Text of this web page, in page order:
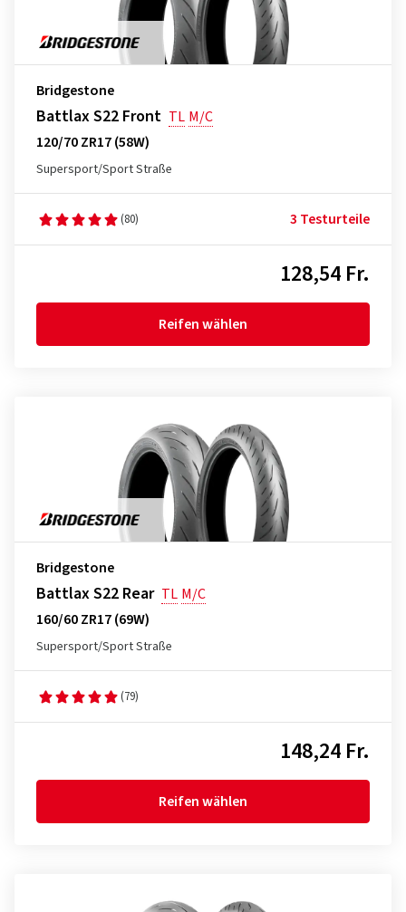
Bridgestone
Battlax S22 Front TL M/C
120/70 ZR17 (58W)
Supersport/Sport Straße
(80) 3 Testurteile
128,54 Fr.
Reifen wählen
Bridgestone
Battlax S22 Rear TL M/C
160/60 ZR17 (69W)
Supersport/Sport Straße
(79)
148,24 Fr.
Reifen wählen